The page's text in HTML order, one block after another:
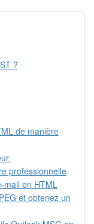
?
de manière
professionnelle
mail en HTML
et obtenez un